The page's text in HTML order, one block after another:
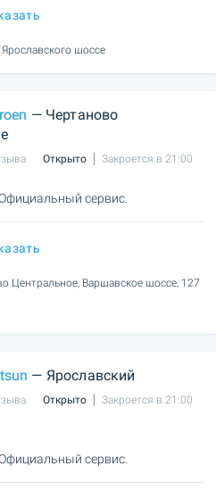
шоссе
— Чертаново
Открыто Закроется в 21:00
сервис.
Центральное, Варшавское шоссе, 127
— Ярославский
Открыто Закроется в 21:00
сервис.